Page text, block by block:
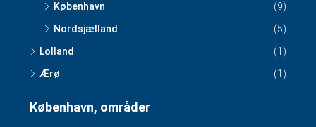
København
(9)
Nordsjælland
(5)
Lolland
(1)
Ærø
(1)
København, områder